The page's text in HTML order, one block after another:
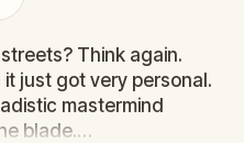
Think again.
just got very personal.
mastermind
blade.